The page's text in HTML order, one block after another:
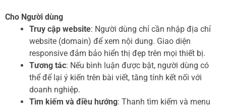
Cho Người dùng
Truy cập website: Người dùng chỉ cần nhập địa chỉ
website (domain) để xem nội dung. Giao diện
responsive đảm bảo hiển thị đẹp trên mọi thiết bị.
Tương tác: Nếu bình luận được bật, người dùng có
thể để lại ý kiến trên bài viết, tăng tính kết nối với
doanh nghiệp.
Tìm kiếm và điều hướng: Thanh tìm kiếm và menu